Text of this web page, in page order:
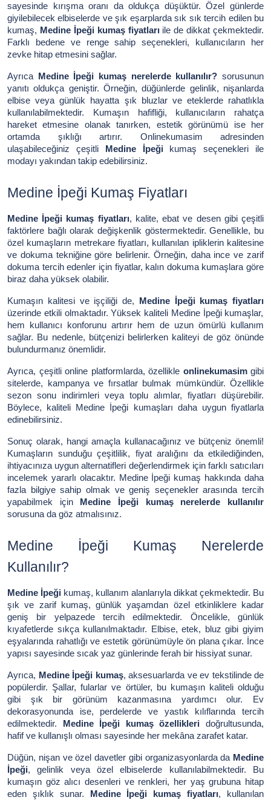
sayesinde kırışma oranı da oldukça düşüktür. Özel günlerde
giyilebilecek elbiselerde ve şık eşarplarda sık sık tercih edilen bu
kumaş, Medine İpeği kumaş fiyatlarıile de dikkat çekmektedir.
Farklı bedene ve renge sahip seçenekleri, kullanıcıların her
zevke hitap etmesini sağlar.
Ayrıca Medine İpeği kumaş nerelerde kullanılır? sorusunun
yanıtı oldukça geniştir. Örneğin, düğünlerde gelinlik, nişanlarda
elbise veya günlük hayatta şık bluzlar ve eteklerde rahatlıkla
kullanılabilmektedir. Kumaşın hafifliği, kullanıcıların rahatça
hareket etmesine olanak tanırken, estetik görünümü ise her
ortamda şıklığı artırır. Onlinekumasim adresinden
ulaşabileceğiniz çeşitli
Medine İpeğikumaş seçenekleri ile
modayı yakından takip edebilirsiniz.
Medine İpeği Kumaş Fiyatları
Medine İpeği kumaş fiyatları, kalite, ebat ve desen gibi çeşitli
faktörlere bağlı olarak değişkenlik göstermektedir. Genellikle, bu
özel kumaşların metrekare fiyatları, kullanılan ipliklerin kalitesine
ve dokuma tekniğine göre belirlenir. Örneğin, daha ince ve zarif
dokuma tercih edenler için fiyatlar, kalın dokuma kumaşlara göre
biraz daha yüksek olabilir.
Kumaşın kalitesi ve işçiliği de,
Medine İpeği kumaş fiyatları
üzerinde etkili olmaktadır. Yüksek kaliteli Medine İpeği kumaşlar,
hem kullanıcı konforunu artırır hem de uzun ömürlü kullanım
sağlar. Bu nedenle, bütçenizi belirlerken kaliteyi de göz önünde
bulundurmanız önemlidir.
Ayrıca, çeşitli online platformlarda, özellikle onlinekumasimgibi
sitelerde, kampanya ve fırsatlar bulmak mümkündür. Özellikle
sezon sonu indirimleri veya toplu alımlar, fiyatları düşürebilir.
Böylece, kaliteli Medine İpeği kumaşları daha uygun fiyatlarla
edinebilirsiniz.
Sonuç olarak, hangi amaçla kullanacağınız ve bütçeniz önemli!
Kumaşların sunduğu çeşitlilik, fiyat aralığını da etkilediğinden,
ihtiyacınıza uygun alternatifleri değerlendirmek için farklı satıcıları
incelemek yararlı olacaktır. Medine İpeği kumaş hakkında daha
fazla bilgiye sahip olmak ve geniş seçenekler arasında tercih
yapabilmek için
Medine İpeği kumaş nerelerde kullanılır
sorusuna da göz atmalısınız.
Medine İpeği Kumaş Nerelerde
Kullanılır?
Medine İpeği kumaş, kullanım alanlarıyla dikkat çekmektedir. Bu
şık ve zarif kumaş, günlük yaşamdan özel etkinliklere kadar
geniş bir yelpazede tercih edilmektedir. Öncelikle, günlük
kıyafetlerde sıkça kullanılmaktadır. Elbise, etek, bluz gibi giyim
eşyalarında rahatlığı ve estetik görünümüyle ön plana çıkar. İnce
yapısı sayesinde sıcak yaz günlerinde ferah bir hissiyat sunar.
Ayrıca, Medine İpeği kumaş, aksesuarlarda ve ev tekstilinde de
popülerdir. Şallar, fularlar ve örtüler, bu kumaşın kaliteli olduğu
gibi şık bir görünüm kazanmasına yardımcı olur. Ev
dekorasyonunda ise, perdelerde ve yastık kılıflarında tercih
edilmektedir.
Medine İpeği kumaş özellikleri doğrultusunda,
hafif ve kullanışlı olması sayesinde her mekâna zarafet katar.
Düğün, nişan ve özel davetler gibi organizasyonlarda da Medine
İpeği, gelinlik veya özel elbiselerde kullanılabilmektedir. Bu
kumaşın göz alıcı desenleri ve renkleri, her yaş grubuna hitap
eden şıklık sunar.
Medine İpeği kumaş fiyatları, kullanılan